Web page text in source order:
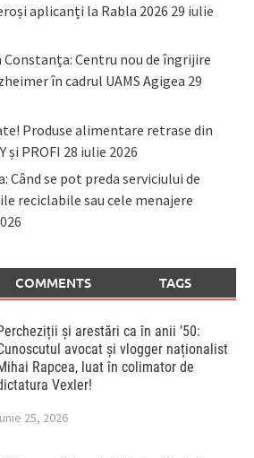
aplicanți la Rabla 2026 29 iulie
Centru nou de îngrijire
în cadrul UAMS Agigea 29
Produse alimentare retrase din
și PROFI 28 iulie 2026
Când se pot preda serviciului de
reciclabile sau cele menajere
COMMENTS TAGS
și arestări ca în anii ’50:
avocat și vlogger naționalist
Rapcea, luat în colimator de
Vexler!
25, 2026